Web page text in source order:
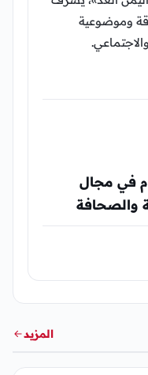
وموضوعية
لأكثر من 14 عام في مجال
والصحافة
المزيد